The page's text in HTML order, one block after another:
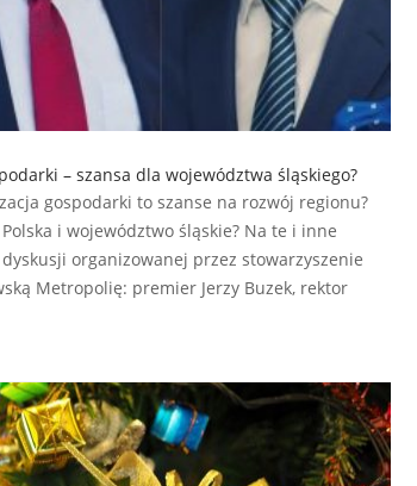
– szansa dla województwa śląskiego?
gospodarki to szanse na rozwój regionu?
i województwo śląskie? Na te i inne
organizowanej przez stowarzyszenie
Metropolię: premier Jerzy Buzek, rektor